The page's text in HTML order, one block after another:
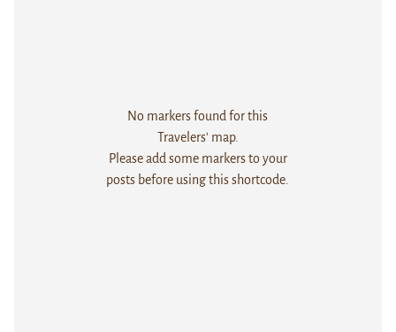
No markers found for this
Travelers' map.
Please add some markers to your
posts before using this shortcode.